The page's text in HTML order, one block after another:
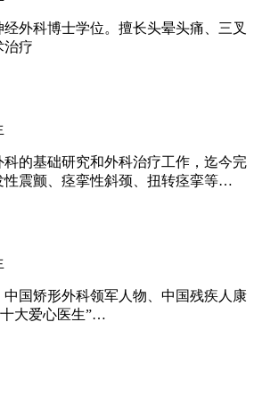
外科博士学位。擅长头晕头痛、三叉
治疗
科的基础研究和外科治疗工作，迄今完
性震颤、痉挛性斜颈、扭转痉挛等…
国矫形外科领军人物、中国残疾人康
大爱心医生”…